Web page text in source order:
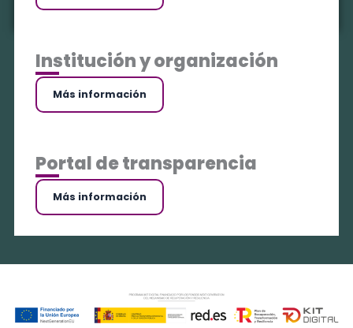
Institución y organización
Más información
Portal de transparencia
Más información